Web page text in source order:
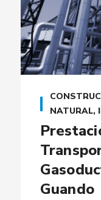
NATURAL,
Guando